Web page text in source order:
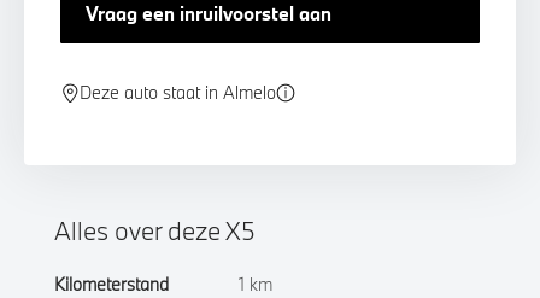
Vraag een inruilvoorstel aan
Deze auto staat in Almelo
Alles over deze X5
Kilometerstand 1 km